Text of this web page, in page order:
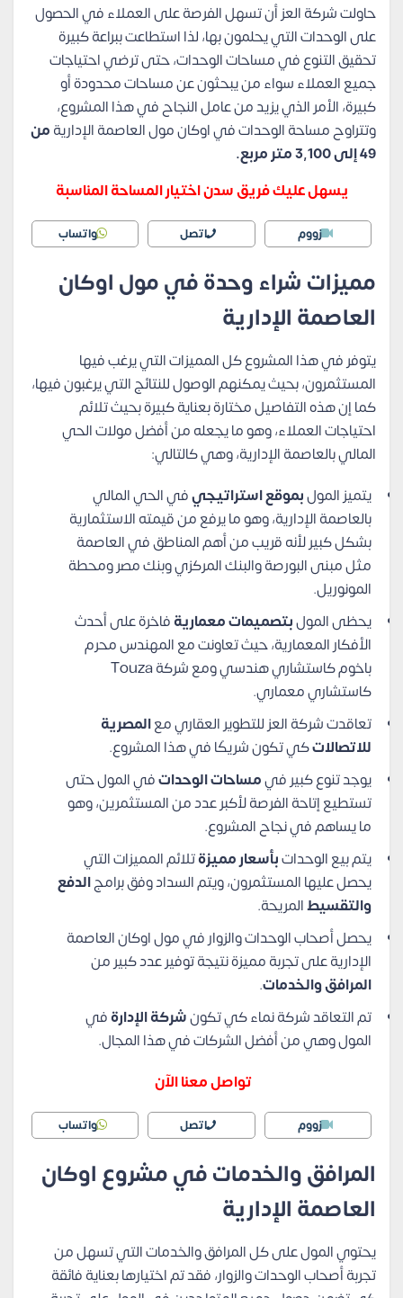
حاولت شركة العز أن تسهل الفرصة على العملاء في الحصول
على الوحدات التي يحلمون بها، لذا استطاعت ببراعة كبيرة
تحقيق التنوع في مساحات الوحدات، حتى ترضي احتياجات
جميع العملاء سواء من يبحثون عن مساحات محدودة أو
كبيرة، الأمر الذي يزيد من عامل النجاح في هذا المشروع،
وتتراوح مساحة الوحدات في اوكان مول العاصمة الإداريةمن
49 إلى 3,100 متر مربع.
يسهل عليك فريق سدن اختيار المساحة المناسبة
زووم اتصل واتساب
مميزات شراء وحدة في مول اوكان
العاصمة الإدارية
يتوفر في هذا المشروع كل المميزات التي يرغب فيها
المستثمرون، بحيث يمكنهم الوصول للنتائج التي يرغبون فيها،
كما إن هذه التفاصيل مختارة بعناية كبيرة بحيث تلائم
احتياجات العملاء، وهو ما يجعله من أفضل مولات الحي
المالي بالعاصمة الإدارية، وهي كالتالي:
يتميز المولبموقع استراتيجيفي الحي المالي
بالعاصمة الإدارية، وهو ما يرفع من قيمته الاستثمارية
بشكل كبير لأنه قريب من أهم المناطق في العاصمة
مثل مبنى البورصة والبنك المركزي وبنك مصر ومحطة
المونوريل.
يحظى المولبتصميمات معماريةفاخرة على أحدث
الأفكار المعمارية، حيث تعاونت مع المهندس محرم
باخوم كاستشاري هندسي ومع شركة Touza
كاستشاري معماري.
تعاقدت شركة العز للتطوير العقاري معالمصرية
للاتصالاتكي تكون شريكًا في هذا المشروع.
يوجد تنوع كبير فيمساحات الوحداتفي المول حتى
تستطيع إتاحة الفرصة لأكبر عدد من المستثمرين، وهو
ما يساهم في نجاح المشروع.
يتم بيع الوحداتبأسعار مميزةتلائم المميزات التي
يحصل عليها المستثمرون، ويتم السداد وفق برامجالدفع
والتقسيطالمريحة.
يحصل أصحاب الوحدات والزوار في مول اوكان العاصمة
الإدارية على تجربة مميزة نتيجة توفير عدد كبير من
المرافق والخدمات.
تم التعاقد شركة نماء كي تكونشركة الإدارةفي
المول وهي من أفضل الشركات في هذا المجال.
تواصل معنا الآن
زووم اتصل واتساب
المرافق والخدمات في مشروع اوكان
العاصمة الإدارية
يحتوي المول على كل المرافق والخدمات التي تسهل من
تجربة أصحاب الوحدات والزوار، فقد تم اختيارها بعناية فائقة